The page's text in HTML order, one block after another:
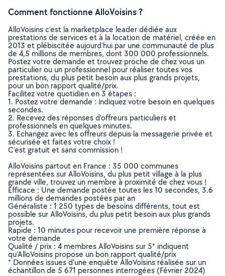
Comment fonctionne AlloVoisins ?
AlloVoisins c’est la marketplace leader dédiée aux
prestations de services et à la location de matériel, créée en
2013 et plébiscitée aujourd’hui par une communauté de plus
de 4,5 millions de membres, dont 300 000 professionnels.
Postez votre demande et trouvez proche de chez vous un
particulier ou un professionnel pour réaliser toutes vos
prestations, du plus petit besoin aux plus grands projets,
pour un bon rapport qualité/prix.
Facilitez votre quotidien en 3 étapes :
1. Postez votre demande : indiquez votre besoin en quelques
secondes.
2. Recevez des réponses d’offreurs particuliers et
professionnels en quelques minutes.
3. Echangez avec les offreurs depuis la messagerie privée et
sécurisée et faites votre choix !
C’est gratuit et sans commission !
AlloVoisins partout en France : 35 000 communes
représentées sur AlloVoisins, du plus petit village à la plus
grande ville, trouvez un membre à proximité de chez vous !
Efficace : Une demande postée toutes les 10 secondes, 3.6
millions de demandes postées par an
Généraliste : 1 250 types de besoins différents, tout est
possible sur AlloVoisins, du plus petit besoin aux plus grands
projets.
Rapide : 10 minutes pour recevoir une première réponse à
votre demande
Qualité / prix : 4 membres AlloVoisins sur 5* indiquent
qu’AlloVoisins propose un bon rapport qualité/prix
* Données issues d’une enquête AlloVoisins réalisée sur un
échantillon de 5 671 personnes interrogées (Février 2024)